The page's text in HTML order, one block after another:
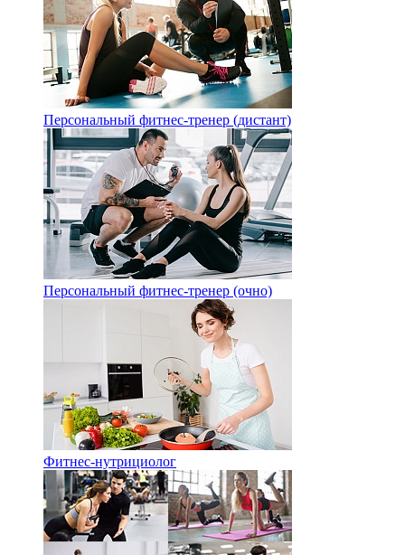
Персональный фитнес-тренер (дистант)
Персональный фитнес-тренер (очно)
Фитнес-нутрициолог